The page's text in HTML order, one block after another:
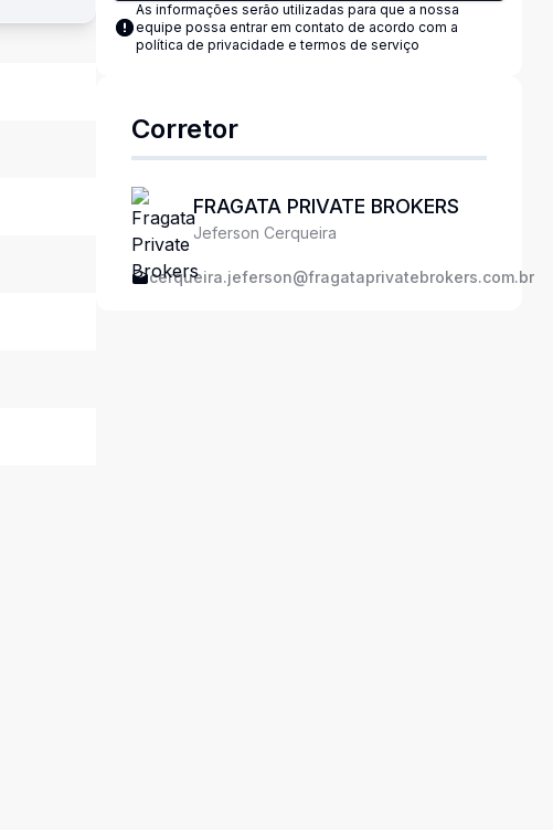
As informações serão utilizadas para que a nossa
equipe possa entrar em contato de acordo com a
política de privacidade e termos de serviço
Corretor
FRAGATA PRIVATE BROKERS
Jeferson Cerqueira
cerqueira.jeferson@fragataprivatebrokers.com.br